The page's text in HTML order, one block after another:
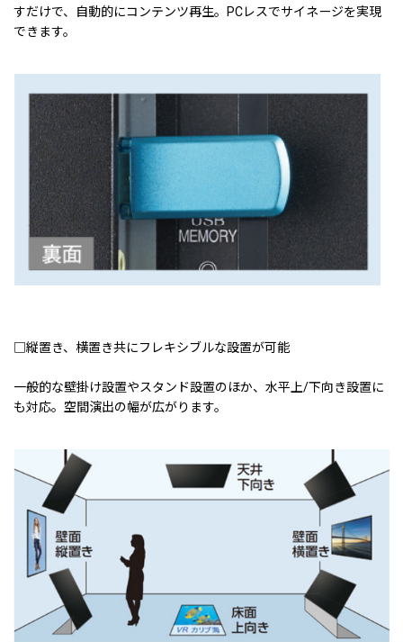
すだけで、自動的にコンテンツ再生。PCレスでサイネージを実現
できます。
□縦置き、横置き共にフレキシブルな設置が可能
一般的な壁掛け設置やスタンド設置のほか、水平上/下向き設置に
も対応。空間演出の幅が広がります。